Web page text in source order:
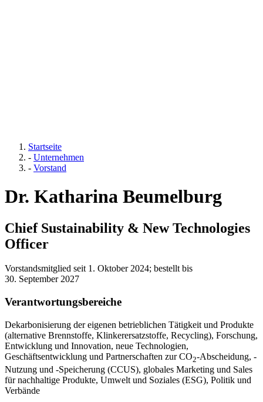
Startseite
- Unternehmen
- Vorstand
Dr. Katharina Beumelburg
Chief Sustainability & New Technologies
Officer
Vorstandsmitglied seit 1. Oktober 2024; bestellt bis
30. September 2027
Verantwortungsbereiche
Dekarbonisierung der eigenen betrieblichen Tätigkeit und Produkte
(alternative Brennstoffe, Klinkerersatzstoffe, Recycling), Forschung,
Entwicklung und Innovation, neue Technologien,
Geschäftsentwicklung und Partnerschaften zur CO2-Abscheidung, -
Nutzung und -Speicherung (CCUS), globales Marketing und Sales
für nachhaltige Produkte, Umwelt und Soziales (ESG), Politik und
Verbände